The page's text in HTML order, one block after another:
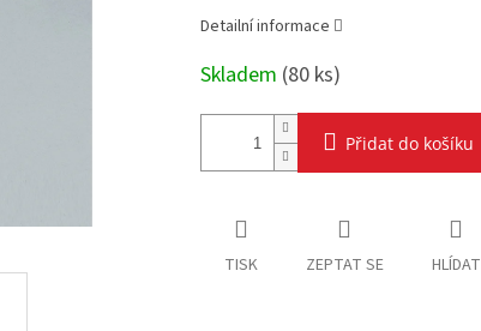
Detailní informace
Skladem (80 ks)
Přidat do košíku
TISK ZEPTAT SE HLÍDAT